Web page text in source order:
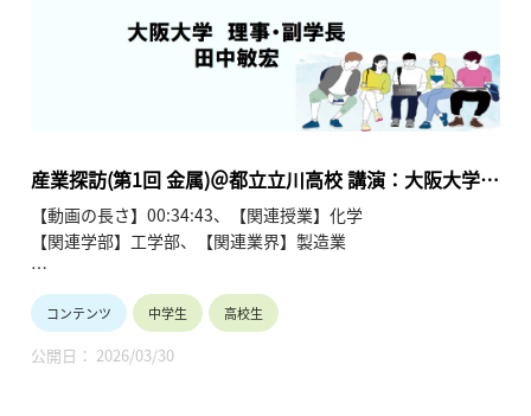
このコンテンツでは、日本製鉄 西畑様の講演を収録していま
●「未来社会デザインとメタラジー」
田中敏宏／大阪大学理事・統括副学長 (30分)
＜第二部＞メタラジーの課題・最先端技術
● 「世界は鉄でできている-未来のクルマと環境へ
の挑戦-」
西畑ひとみ／日本製鉄株式会社技術開発本部鉄
鋼研究所 (15分)
● 「環境と安全を両立する新しい建築用高強度鋼の
産業探訪(第1回 金属)＠都立立川高校 講演：大阪大学
田中敏宏理事・統括副学長 (2025年7月15日)
【動画の長さ】00:34:43、【関連授業】化学
【関連学部】工学部、【関連業界】製造業
■セミナー名：高校生向け産業探訪シリーズ(第1回)「未来社
会デザインとメタラジー」＠東京都立立川高等学校
■講演者/タイトル：大阪大学田中敏宏理事・統括副学長「未
来社会デザインとメタラジー」(30分)
コンテンツ 中学生 高校生
公開日： 2026/03/30